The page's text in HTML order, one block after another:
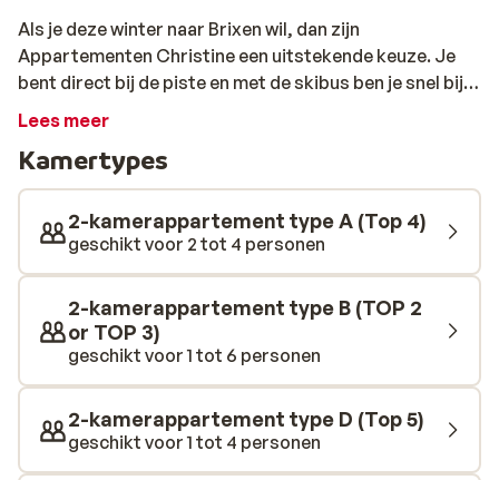
Als je deze winter naar Brixen wil, dan zijn
Appartementen Christine een uitstekende keuze. Je
bent direct bij de piste en met de skibus ben je snel bij
de skilift die zorgt dat je verbinding hebt met het
winterwandeling zit je hier helemaal goed.
Lees meer
Kamertypes
2-kamerappartement type A (Top 4)
geschikt voor 2 tot 4 personen
2-kamerappartement type B (TOP 2
or TOP 3)
geschikt voor 1 tot 6 personen
2-kamerappartement type D (Top 5)
geschikt voor 1 tot 4 personen